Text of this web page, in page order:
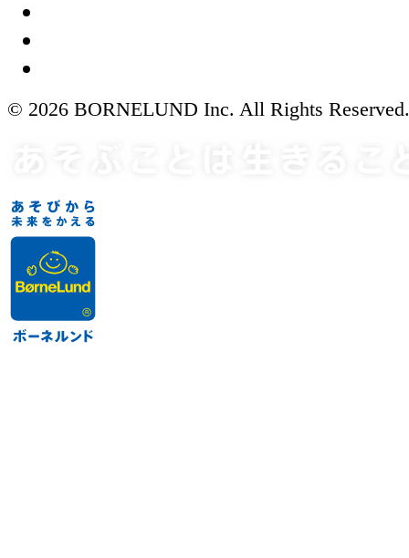
© 2026 BORNELUND Inc. All Rights Reserved.